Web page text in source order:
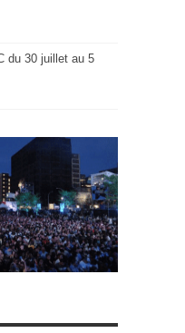
du 30 juillet au 5